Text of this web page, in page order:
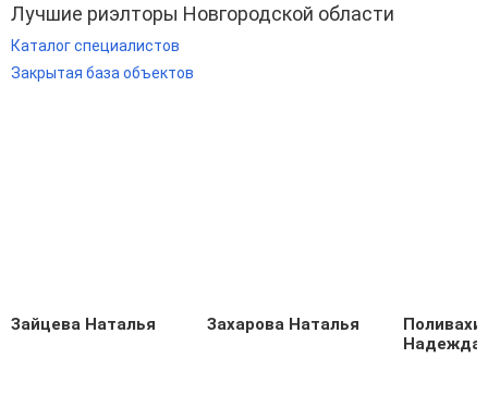
Лучшие риэлторы Новгородской области
Каталог специалистов
Закрытая база объектов
Зайцева Наталья Захарова Наталья
Надежда